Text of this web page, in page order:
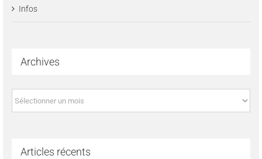
Infos
Archives
Articles récents